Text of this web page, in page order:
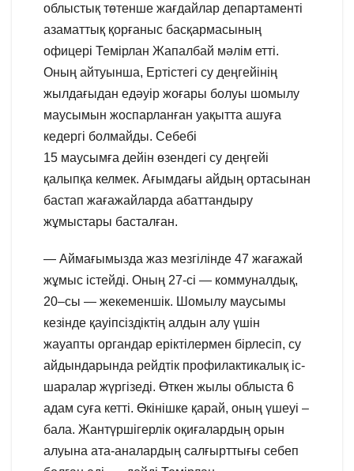
облыстық төтенше жағдайлар департаменті
азаматтық қорғаныс басқармасының
офицері Темірлан Жапалбай мәлім етті.
Оның айтуынша, Ертістегі су деңгейінің
жылдағыдан едәуір жоғары болуы шомылу
маусымын жоспарланған уақытта ашуға
кедергі болмайды. Себебі
15 маусымға дейін өзендегі су деңгейі
қалыпқа келмек. Ағымдағы айдың ортасынан
бастап жағажайларда абаттандыру
жұмыстары басталған.
— Аймағымызда жаз мезгілінде 47 жағажай
жұмыс істейді. Оның 27-сі — коммуналдық,
20–сы — жекеменшік. Шомылу маусымы
кезінде қауіпсіздіктің алдын алу үшін
жауапты органдар еріктілермен бірлесіп, су
айдындарында рейдтік профилактикалық іс-
шаралар жүргізеді. Өткен жылы облыста 6
адам суға кетті. Өкінішке қарай, оның үшеуі –
бала. Жантүршігерлік оқиғалардың орын
алуына ата-аналардың салғырттығы себеп